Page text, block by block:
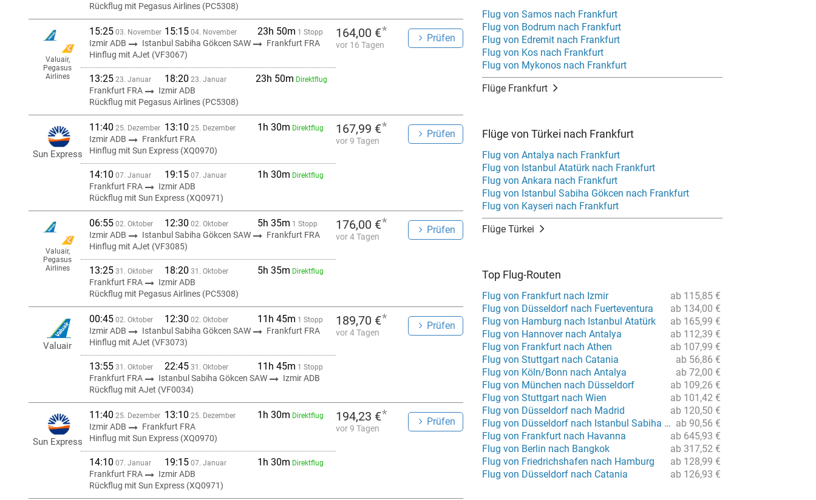
Rückflug mit Pegasus Airlines (PC5308)
15:25 03. November 15:15 04. November 23h 50m 1 Stopp
Izmir ADB Istanbul Sabiha Gökcen SAW
Frankfurt FRA
Hinflug mit AJet (VF3067)
13:25 23. Januar 18:20 23. Januar 23h 50m Direktflug
Frankfurt FRA
Izmir ADB
Rückflug mit Pegasus Airlines (PC5308)
Valuair,
Pegasus
Airlines
164,00 €*
vor 16 Tagen
Prüfen
11:40 25. Dezember 13:10 25. Dezember 1h 30m Direktflug
Izmir ADB
Frankfurt FRA
Hinflug mit Sun Express (XQ0970)
14:10 07. Januar 19:15 07. Januar 1h 30m Direktflug
Frankfurt FRA
Izmir ADB
Rückflug mit Sun Express (XQ0971)
Sun Express
167,99 €*
vor 9 Tagen
Prüfen
06:55 02. Oktober 12:30 02. Oktober 5h 35m 1 Stopp
Izmir ADB Istanbul Sabiha Gökcen SAW
Frankfurt FRA
Hinflug mit AJet (VF3085)
13:25 31. Oktober 18:20 31. Oktober 5h 35m Direktflug
Frankfurt FRA
Izmir ADB
Rückflug mit Pegasus Airlines (PC5308)
Valuair,
Pegasus
Airlines
176,00 €*
vor 4 Tagen
Prüfen
00:45 02. Oktober 12:30 02. Oktober 11h 45m 1 Stopp
Izmir ADB Istanbul Sabiha Gökcen SAW
Frankfurt FRA
Hinflug mit AJet (VF3073)
13:55 31. Oktober 22:45 31. Oktober 11h 45m 1 Stopp
Frankfurt FRA Istanbul Sabiha Gökcen SAW
Izmir ADB
Rückflug mit AJet (VF0034)
Valuair
189,70 €*
vor 4 Tagen
Prüfen
11:40 25. Dezember 13:10 25. Dezember 1h 30m Direktflug
Izmir ADB
Frankfurt FRA
Hinflug mit Sun Express (XQ0970)
14:10 07. Januar 19:15 07. Januar 1h 30m Direktflug
Frankfurt FRA
Izmir ADB
Rückflug mit Sun Express (XQ0971)
Sun Express
194,23 €*
vor 9 Tagen
Prüfen
Flug von Samos nach Frankfurt
Flug von Bodrum nach Frankfurt
Flug von Edremit nach Frankfurt
Flug von Kos nach Frankfurt
Flug von Mykonos nach Frankfurt
Flüge Frankfurt
Flüge von Türkei nach Frankfurt
Flug von Antalya nach Frankfurt
Flug von Istanbul Atatürk nach Frankfurt
Flug von Ankara nach Frankfurt
Flug von Istanbul Sabiha Gökcen nach Frankfurt
Flug von Kayseri nach Frankfurt
Flüge Türkei
Top Flug-Routen
ab 115,85 €
Flug von Frankfurt nach Izmir
ab 134,00 €
Flug von Düsseldorf nach Fuerteventura
ab 165,99 €
Flug von Hamburg nach Istanbul Atatürk
ab 112,39 €
Flug von Hannover nach Antalya
ab 107,99 €
Flug von Frankfurt nach Athen
ab 56,86 €
Flug von Stuttgart nach Catania
ab 72,00 €
Flug von Köln/Bonn nach Antalya
ab 109,26 €
Flug von München nach Düsseldorf
ab 101,42 €
Flug von Stuttgart nach Wien
ab 120,50 €
Flug von Düsseldorf nach Madrid
ab 90,56 €
Flug von Düsseldorf nach Istanbul Sabiha Gökcen
ab 645,93 €
Flug von Frankfurt nach Havanna
ab 317,52 €
Flug von Berlin nach Bangkok
ab 128,99 €
Flug von Friedrichshafen nach Hamburg
ab 126,93 €
Flug von Düsseldorf nach Catania